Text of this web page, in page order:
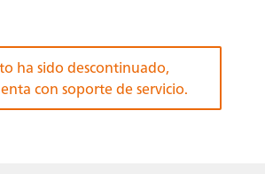
ha sido descontinuado,
con soporte de servicio.